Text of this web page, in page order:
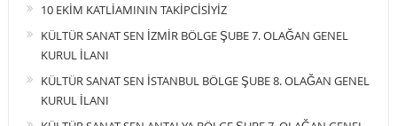
10 EKİM KATLİAMININ TAKİPCİSİYİZ
KÜLTÜR SANAT SEN İZMİR BÖLGE ŞUBE 7. OLAĞAN GENEL
KURUL İLANI
KÜLTÜR SANAT SEN İSTANBUL BÖLGE ŞUBE 8. OLAĞAN GENEL
KURUL İLANI